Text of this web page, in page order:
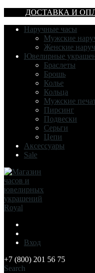
ДОСТАВКА И
Наручные часы
Мужские
Женские
Ювелирные
Браслеты
Брошь
Колье
Кольца
Мужские
Пирсинг
Подвески
Серьги
Цепи
Аксессуары
Sale
Вход
+7 (800) 201 56 75
Search